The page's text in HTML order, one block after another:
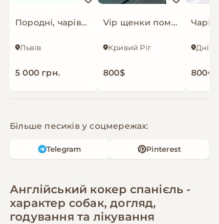
Породні, чарівні цуценята англійського кокер-спаніеля!
Львів
5 000 грн.
Vip щенки померанског шпица
Кривий Ріг
800$ 800€
Більше песиків у соцмережах:
Telegram Pinterest
Англійський кокер спанієль -
характер собак, догляд,
годування та лікування